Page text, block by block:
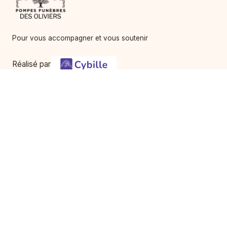
Pour vous accompagner et vous soutenir
Réalisé par